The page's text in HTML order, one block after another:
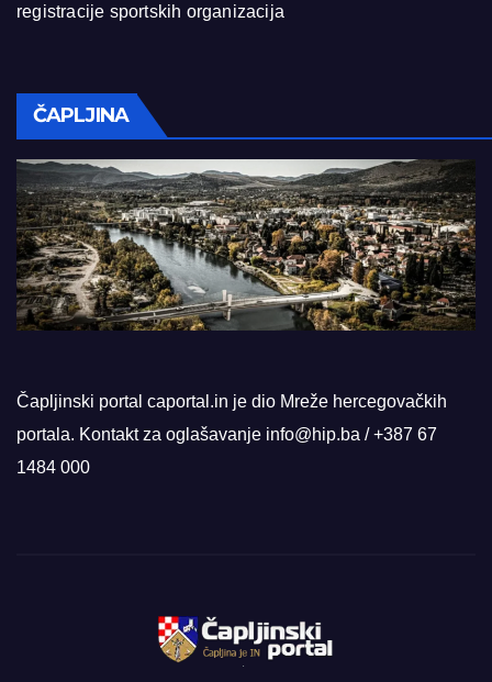
registracije sportskih organizacija
ČAPLJINA
Čapljinski portal caportal.in je dio Mreže hercegovačkih
portala. Kontakt za oglašavanje info@hip.ba / +387 67
1484 000